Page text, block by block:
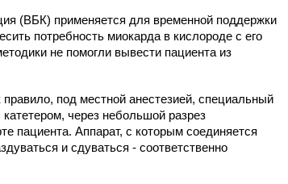
(с
МРТ)
и
Челюстно-лицевой хирургии
Экстренной и плановой
Эндоскопическое
(ВБК) применяется для временной поддержки
потребность миокарда в кислороде с его
не помогли вывести пациента из
правило, под местной анестезией, специальный
через небольшой разрез
пациента. Аппарат, с которым соединяется
и сдуваться - соответственно